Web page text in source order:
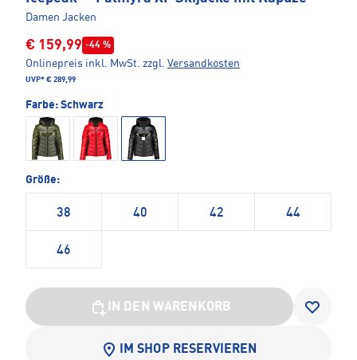
Damen Jacken
€ 159,99 -44 %
Onlinepreis inkl. MwSt. zzgl. Versandkosten
UVP* € 289,99
Farbe: Schwarz
Größe:
38 40 42 44
46
IN DEN WARENKORB
IM SHOP RESERVIEREN